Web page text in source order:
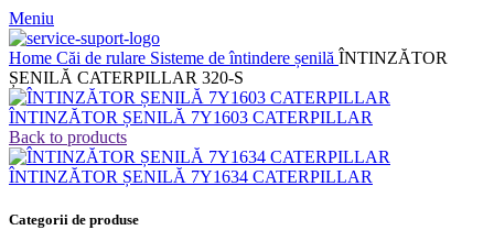
Meniu
Home Căi de rulare Sisteme de întindere șenilă ÎNTINZĂTOR
ȘENILĂ CATERPILLAR 320-S
ÎNTINZĂTOR ȘENILĂ 7Y1603 CATERPILLAR
Back to products
ÎNTINZĂTOR ȘENILĂ 7Y1634 CATERPILLAR
Categorii de produse